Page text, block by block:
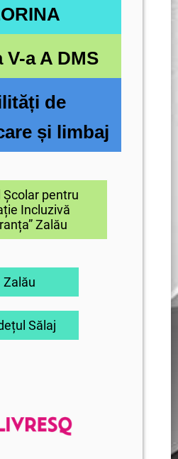
V-a A DMS
de
și limbaj
Școlar pentru
Incluzivă
Zalău
Zalău
Sălaj